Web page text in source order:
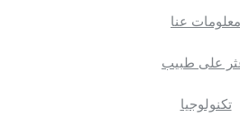
معلومات عنا
على طبيب
تكنولوجيا